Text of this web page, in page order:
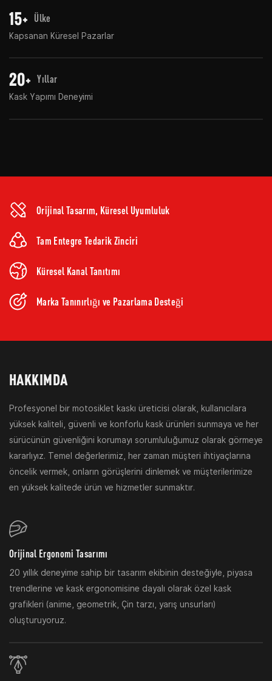
15+ Ülke
Kapsanan Küresel Pazarlar
20+ Yıllar
Kask Yapımı Deneyimi
Orijinal Tasarım, Küresel Uyumluluk
Tam Entegre Tedarik Zinciri
Küresel Kanal Tanıtımı
Marka Tanınırlığı ve Pazarlama Desteği
HAKKIMDA
Profesyonel bir motosiklet kaskı üreticisi olarak, kullanıcılara
yüksek kaliteli, güvenli ve konforlu kask ürünleri sunmaya ve her
sürücünün güvenliğini korumayı sorumluluğumuz olarak görmeye
kararlıyız. Temel değerlerimiz, her zaman müşteri ihtiyaçlarına
öncelik vermek, onların görüşlerini dinlemek ve müşterilerimize
en yüksek kalitede ürün ve hizmetler sunmaktır.
Orijinal Ergonomi Tasarımı
20 yıllık deneyime sahip bir tasarım ekibinin desteğiyle, piyasa
trendlerine ve kask ergonomisine dayalı olarak özel kask
grafikleri (anime, geometrik, Çin tarzı, yarış unsurları)
oluşturuyoruz.